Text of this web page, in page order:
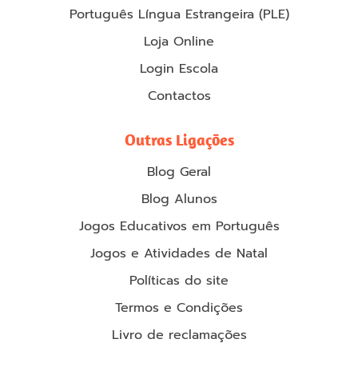
Português Língua Estrangeira (PLE)
Loja Online
Login Escola
Contactos
Outras Ligações
Blog Geral
Blog Alunos
Jogos Educativos em Português
Jogos e Atividades de Natal
Políticas do site
Termos e Condições
Livro de reclamações